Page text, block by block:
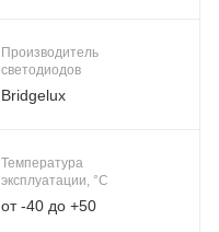
Производитель
светодиодов
Bridgelux
Температура
эксплуатации, °C
от -40 до +50